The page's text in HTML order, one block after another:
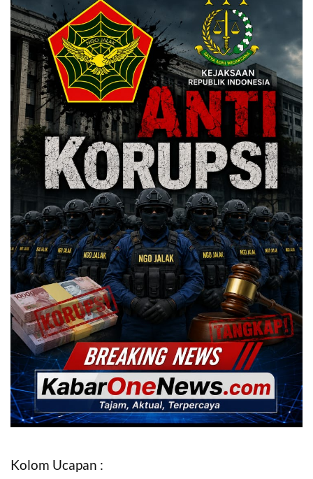
Kolom Ucapan :